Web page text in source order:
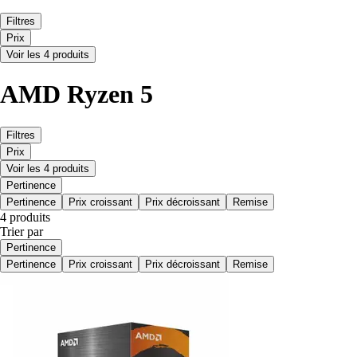
Filtres
Prix
Voir les 4 produits
AMD Ryzen 5
Filtres
Prix
Voir les 4 produits
Pertinence
Pertinence
Prix croissant Prix décroissant Remise
4 produits
Trier par
Pertinence
Pertinence
Prix croissant Prix décroissant Remise